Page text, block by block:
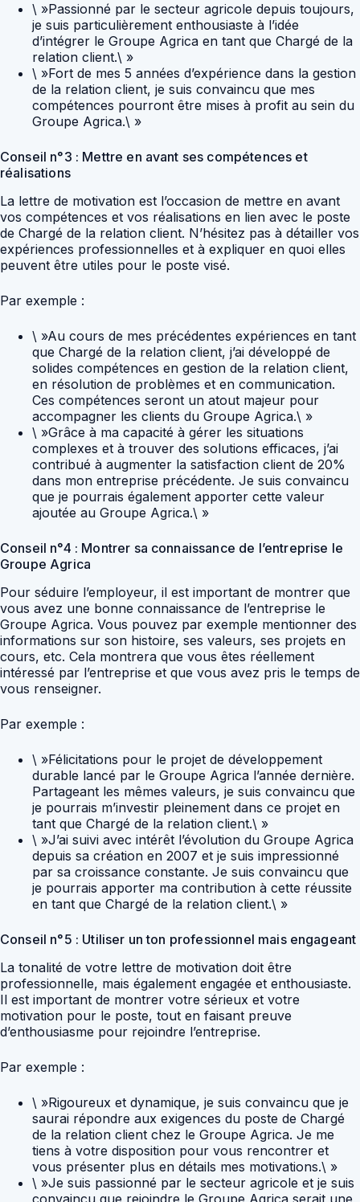
\ »Passionné par le secteur agricole depuis toujours,
je suis particulièrement enthousiaste à l’idée
d’intégrer le Groupe Agrica en tant que Chargé de la
relation client.\ »
\ »Fort de mes 5 années d’expérience dans la gestion
de la relation client, je suis convaincu que mes
compétences pourront être mises à profit au sein du
Groupe Agrica.\ »
Conseil n°3 : Mettre en avant ses compétences et
réalisations
La lettre de motivation est l’occasion de mettre en avant
vos compétences et vos réalisations en lien avec le poste
de Chargé de la relation client. N’hésitez pas à détailler vos
expériences professionnelles et à expliquer en quoi elles
peuvent être utiles pour le poste visé.
Par exemple :
\ »Au cours de mes précédentes expériences en tant
que Chargé de la relation client, j’ai développé de
solides compétences en gestion de la relation client,
en résolution de problèmes et en communication.
Ces compétences seront un atout majeur pour
accompagner les clients du Groupe Agrica.\ »
\ »Grâce à ma capacité à gérer les situations
complexes et à trouver des solutions efficaces, j’ai
contribué à augmenter la satisfaction client de 20%
dans mon entreprise précédente. Je suis convaincu
que je pourrais également apporter cette valeur
ajoutée au Groupe Agrica.\ »
Conseil n°4 : Montrer sa connaissance de l’entreprise le
Groupe Agrica
Pour séduire l’employeur, il est important de montrer que
vous avez une bonne connaissance de l’entreprise le
Groupe Agrica. Vous pouvez par exemple mentionner des
informations sur son histoire, ses valeurs, ses projets en
cours, etc. Cela montrera que vous êtes réellement
intéressé par l’entreprise et que vous avez pris le temps de
vous renseigner.
Par exemple :
\ »Félicitations pour le projet de développement
durable lancé par le Groupe Agrica l’année dernière.
Partageant les mêmes valeurs, je suis convaincu que
je pourrais m’investir pleinement dans ce projet en
tant que Chargé de la relation client.\ »
\ »J’ai suivi avec intérêt l’évolution du Groupe Agrica
depuis sa création en 2007 et je suis impressionné
par sa croissance constante. Je suis convaincu que
je pourrais apporter ma contribution à cette réussite
en tant que Chargé de la relation client.\ »
Conseil n°5 : Utiliser un ton professionnel mais engageant
La tonalité de votre lettre de motivation doit être
professionnelle, mais également engagée et enthousiaste.
Il est important de montrer votre sérieux et votre
motivation pour le poste, tout en faisant preuve
d’enthousiasme pour rejoindre l’entreprise.
Par exemple :
\ »Rigoureux et dynamique, je suis convaincu que je
saurai répondre aux exigences du poste de Chargé
de la relation client chez le Groupe Agrica. Je me
tiens à votre disposition pour vous rencontrer et
vous présenter plus en détails mes motivations.\ »
\ »Je suis passionné par le secteur agricole et je suis
convaincu que rejoindre le Groupe Agrica serait une